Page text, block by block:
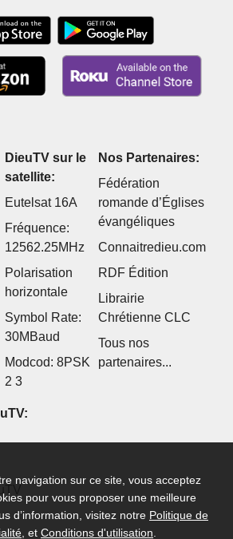
DieuTV sur le
satellite:
Eutelsat 16A
Fréquence:
12562.25MHz
Polarisation
horizontale
Symbol Rate:
30MBaud
Modcod: 8PSK
2 3
Nos Partenaires:
Fédération
romande d’Églises
évangéliques
Connaitredieu.com
RDF Édition
Librairie
Chrétienne CLC
Tous nos
partenaires...
navigation sur ce site, vous acceptez
pour vous proposer une meilleure
d’information, visitez notre Politique de
, et Conditions d'utilisation